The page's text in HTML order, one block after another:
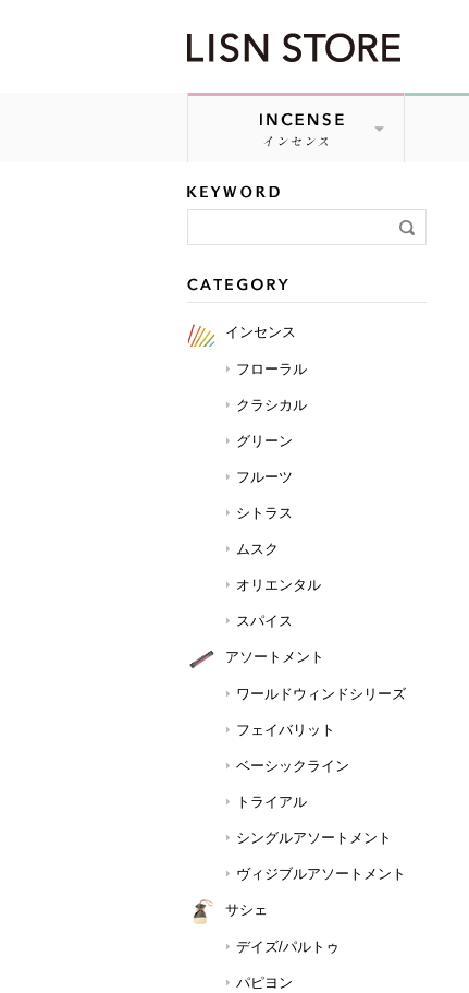
インセンス
フローラル
クラシカル
グリーン
フルーツ
シトラス
ムスク
オリエンタル
スパイス
アソートメント
ワールドウィンドシリーズ
フェイバリット
ベーシックライン
トライアル
シングルアソートメント
ヴィジブルアソートメント
サシェ
デイズ/パルトゥ
パピヨン